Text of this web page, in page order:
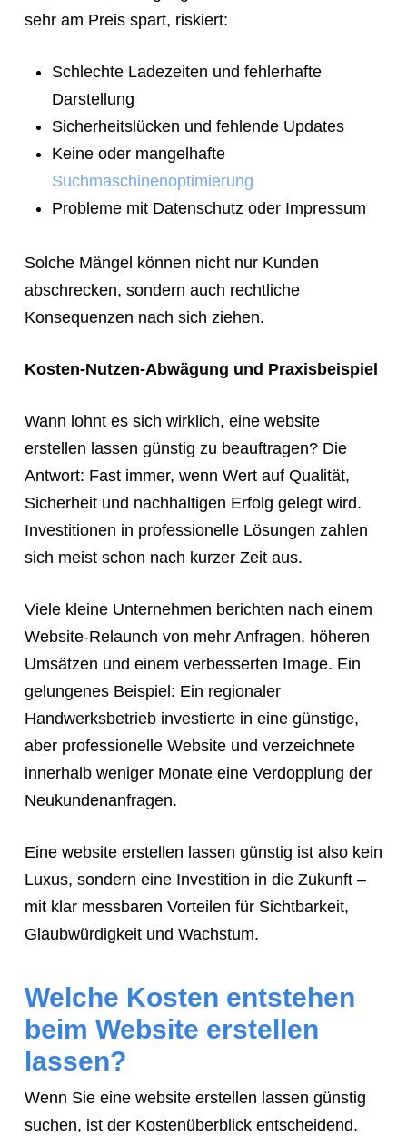
sehr am Preis spart, riskiert:
Schlechte Ladezeiten und fehlerhafte
Darstellung
Sicherheitslücken und fehlende Updates
Keine oder mangelhafte
Suchmaschinenoptimierung
Probleme mit Datenschutz oder Impressum
Solche Mängel können nicht nur Kunden
abschrecken, sondern auch rechtliche
Konsequenzen nach sich ziehen.
Kosten-Nutzen-Abwägung und Praxisbeispiel
Wann lohnt es sich wirklich, eine website
erstellen lassen günstig zu beauftragen? Die
Antwort: Fast immer, wenn Wert auf Qualität,
Sicherheit und nachhaltigen Erfolg gelegt wird.
Investitionen in professionelle Lösungen zahlen
sich meist schon nach kurzer Zeit aus.
Viele kleine Unternehmen berichten nach einem
Website-Relaunch von mehr Anfragen, höheren
Umsätzen und einem verbesserten Image. Ein
gelungenes Beispiel: Ein regionaler
Handwerksbetrieb investierte in eine günstige,
aber professionelle Website und verzeichnete
innerhalb weniger Monate eine Verdopplung der
Neukundenanfragen.
Eine website erstellen lassen günstig ist also kein
Luxus, sondern eine Investition in die Zukunft –
mit klar messbaren Vorteilen für Sichtbarkeit,
Glaubwürdigkeit und Wachstum.
Welche Kosten entstehen
beim Website erstellen
lassen?
Wenn Sie eine website erstellen lassen günstig
suchen, ist der Kostenüberblick entscheidend.